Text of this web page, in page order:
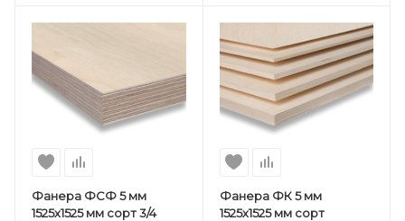
Фанера ФСФ 5 мм
1525х1525 мм сорт 3/4
Фанера ФК 5 мм
1525х1525 мм сорт